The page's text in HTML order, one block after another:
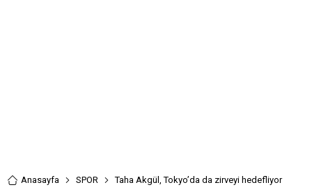
Anasayfa SPOR Taha Akgül, Tokyo’da da zirveyi hedefliyor